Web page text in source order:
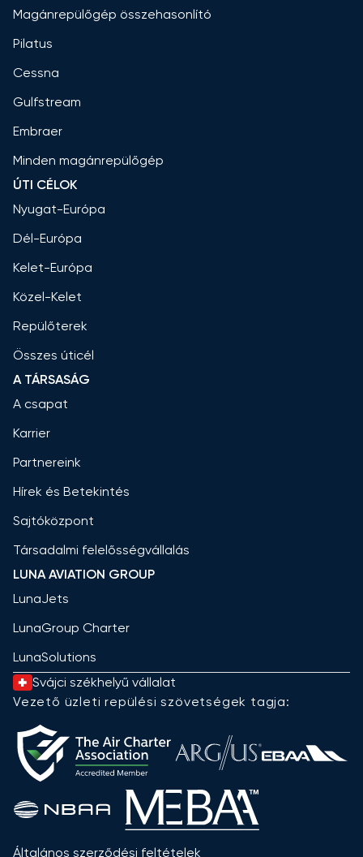
Magánrepülőgép összehasonlító
Pilatus
Cessna
Gulfstream
Embraer
Minden magánrepülőgép
ÚTI CÉLOK
Nyugat-Európa
Dél-Európa
Kelet-Európa
Közel-Kelet
Repülőterek
Összes úticél
A TÁRSASÁG
A csapat
Karrier
Partnereink
Hírek és Betekintés
Sajtóközpont
Társadalmi felelősségvállalás
LUNA AVIATION GROUP
LunaJets
LunaGroup Charter
LunaSolutions
Svájci székhelyű vállalat
Vezető üzleti repülési szövetségek tagja:
Általános szerződési feltételek